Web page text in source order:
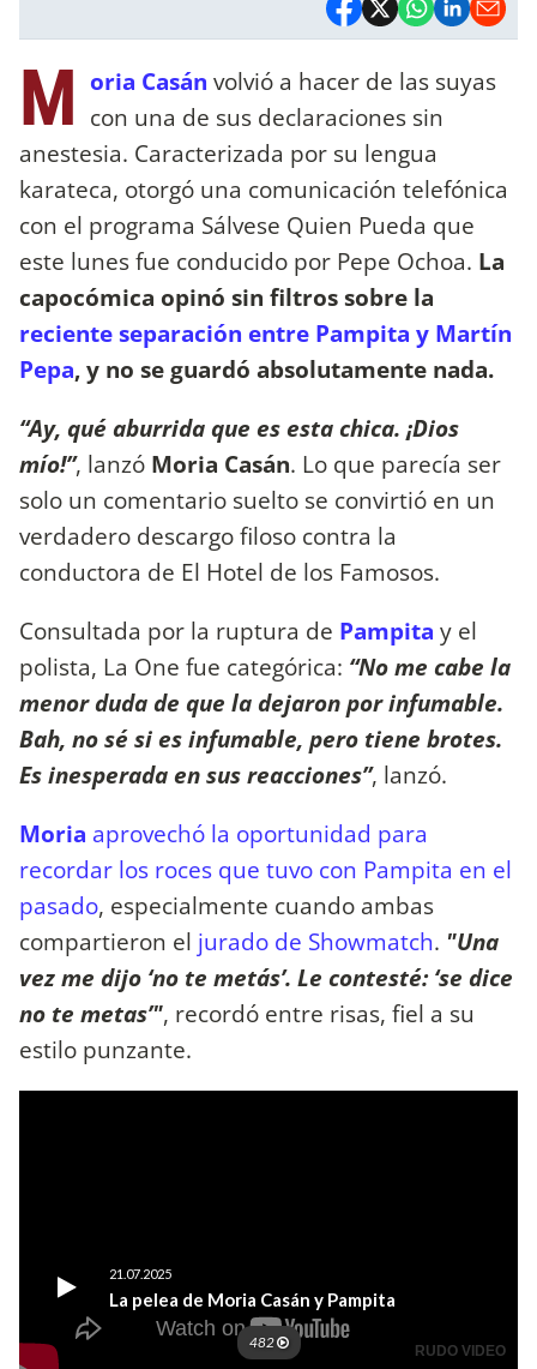
M oria Casán volvió a hacer de las suyas
con una de sus declaraciones sin
anestesia. Caracterizada por su lengua
karateca, otorgó una comunicación telefónica
con el programa Sálvese Quien Pueda que
este lunes fue conducido por Pepe Ochoa. La
capocómica opinó sin filtros sobre la
reciente separación entre Pampita y Martín
Pepa, y no se guardó absolutamente nada.
“Ay, qué aburrida que es esta chica. ¡Dios
mío!”, lanzó Moria Casán. Lo que parecía ser
solo un comentario suelto se convirtió en un
verdadero descargo filoso contra la
conductora de El Hotel de los Famosos.
Consultada por la ruptura de Pampita y el
polista, La One fue categórica: “No me cabe la
menor duda de que la dejaron por infumable.
Bah, no sé si es infumable, pero tiene brotes.
Es inesperada en sus reacciones”, lanzó.
Moria aprovechó la oportunidad para
recordar los roces que tuvo con Pampita en el
pasado, especialmente cuando ambas
compartieron el jurado de Showmatch. "Una
vez me dijo ‘no te metás’. Le contesté: ‘se dice
no te metas’", recordó entre risas, fiel a su
estilo punzante.